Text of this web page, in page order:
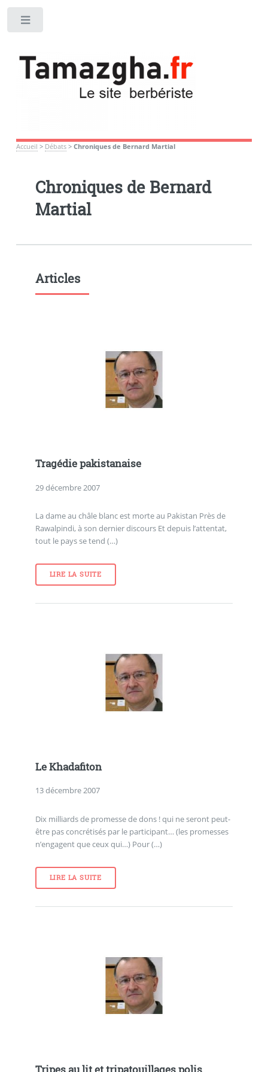
Accueil > Débats> Chroniques de Bernard Martial
Chroniques de Bernard
Martial
Articles
Tragédie pakistanaise
29 décembre 2007
La dame au châle blanc est morte au Pakistan Près de
Rawalpindi, à son dernier discours Et depuis l’attentat,
tout le pays se tend (…)
LIRE LA SUITE
Le Khadafiton
13 décembre 2007
Dix milliards de promesse de dons ! qui ne seront peut-
être pas concrétisés par le participant… (les promesses
n’engagent que ceux qui…) Pour (…)
LIRE LA SUITE